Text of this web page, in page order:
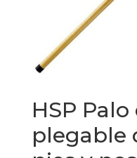
HSP
plegable